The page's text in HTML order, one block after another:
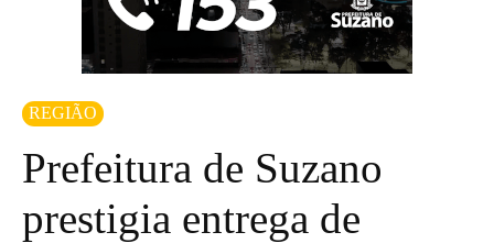
REGIÃO
Prefeitura de Suzano
prestigia entrega de